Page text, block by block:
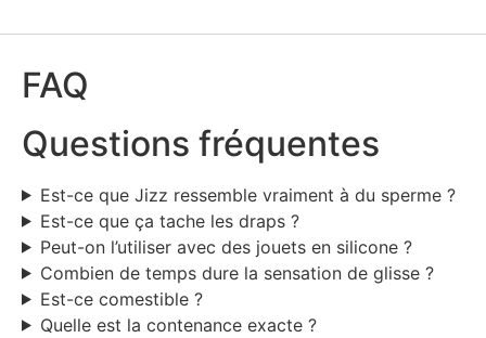
FAQ
Questions fréquentes
Est-ce que Jizz ressemble vraiment à du sperme ?
Est-ce que ça tache les draps ?
Peut-on l’utiliser avec des jouets en silicone ?
Combien de temps dure la sensation de glisse ?
Est-ce comestible ?
Quelle est la contenance exacte ?